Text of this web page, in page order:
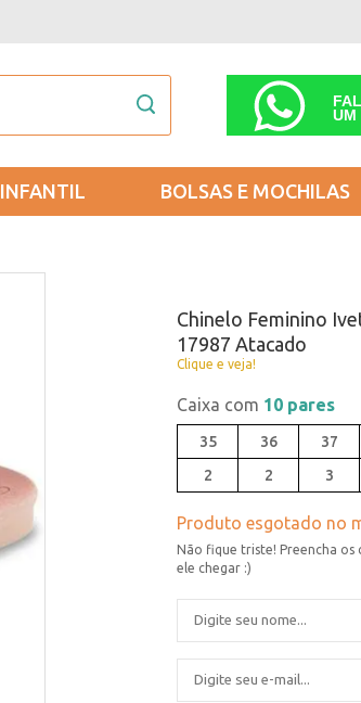
UM
INFANTIL BOLSAS E MOCHILAS
Chinelo Feminino
17987 Atacado
Clique e veja!
Caixa com 10 pares
35 36 37
2
2 3